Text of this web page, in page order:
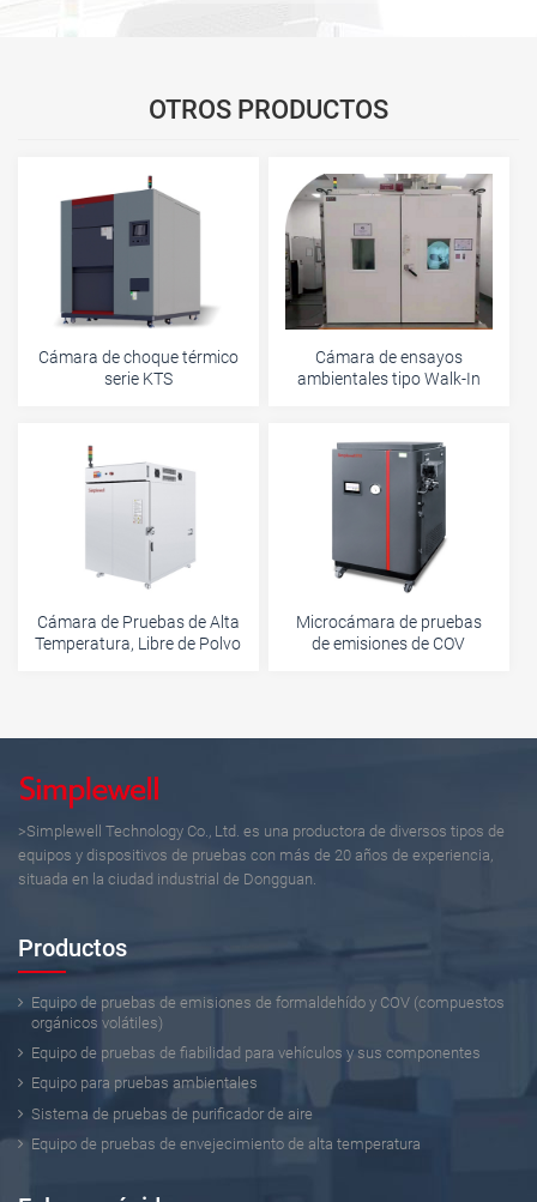
OTROS PRODUCTOS
Cámara de choque térmico
serie KTS
Cámara de ensayos
ambientales tipo Walk-In
Cámara de Pruebas de Alta
Temperatura, Libre de Polvo
Microcámara de pruebas
de emisiones de COV
>Simplewell Technology Co., Ltd. es una productora de diversos tipos de
equipos y dispositivos de pruebas con más de 20 años de experiencia,
situada en la ciudad industrial de Dongguan.
Productos
Equipo de pruebas de emisiones de formaldehído y COV (compuestos
orgánicos volátiles)
Equipo de pruebas de fiabilidad para vehículos y sus componentes
Equipo para pruebas ambientales
Sistema de pruebas de purificador de aire
Equipo de pruebas de envejecimiento de alta temperatura